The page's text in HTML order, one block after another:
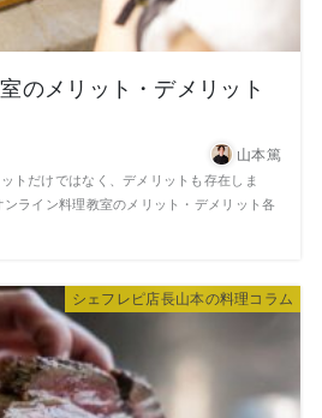
のメリット・デメリット
山本篤
トだけではなく、デメリットも存在しま
ライン料理教室のメリット・デメリット各
シェフレピ店長山本の料理コラム